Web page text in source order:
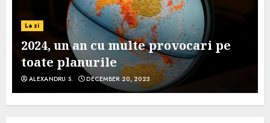
La zi
2024, un an cu multe provocari pe
toate planurile
ALEXANDRU S. DECEMBER 20, 2023